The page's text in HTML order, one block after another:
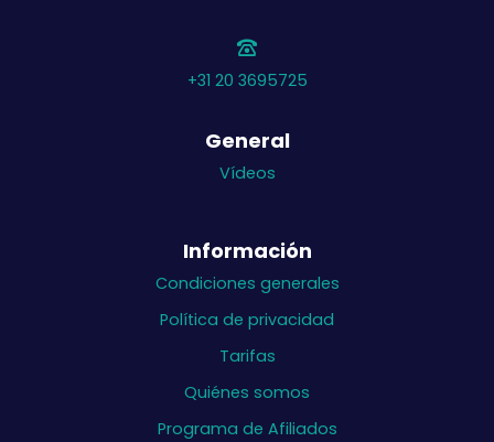
+31 20 3695725
General
Vídeos
Información
Condiciones generales
Política de privacidad
Tarifas
Quiénes somos
Programa de Afiliados